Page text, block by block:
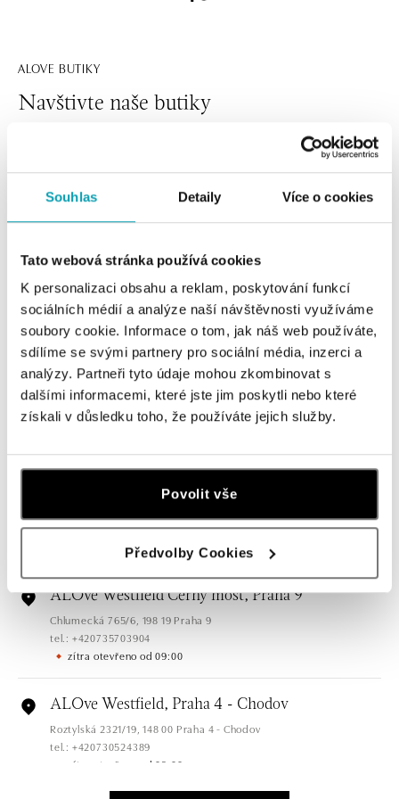
Souhlas Detaily Více o cookies
Tato webová stránka používá cookies
K personalizaci obsahu a reklam, poskytování funkcí
sociálních médií a analýze naší návštěvnosti využíváme
soubory cookie. Informace o tom, jak náš web používáte,
sdílíme se svými partnery pro sociální média, inzerci a
analýzy. Partneři tyto údaje mohou zkombinovat s
dalšími informacemi, které jste jim poskytli nebo které
získali v důsledku toho, že používáte jejich služby.
Povolit vše
Předvolby Cookies
ALOVE BUTIKY
Navštivte naše butiky
Všechny Česko Slovensko
ALOve OC Nový Smíchov, Praha 5
Plzeňská 8, 150 00 Praha 5 - Anděl
tel.: +420736509250
ALOve OC Olympia, Brno
tel.: +420604389337
zítra otevřeno od 10:00
ALOve Westfield Černý most, Praha 9
Chlumecká 765/6, 198 19 Praha 9
tel.: +420735703904
zítra otevřeno od 09:00
ALOve Westfield, Praha 4 - Chodov
Roztylská 2321/19, 148 00 Praha 4 - Chodov
tel.: +420730524389
zítra otevřeno od 09:00